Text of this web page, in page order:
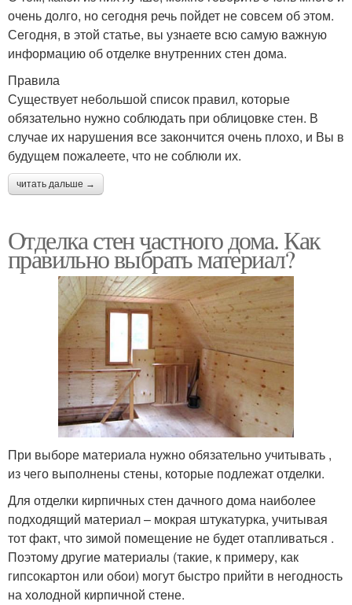
очень долго, но сегодня речь пойдет не совсем об этом.
Сегодня, в этой статье, вы узнаете всю самую важную
информацию об отделке внутренних стен дома.
Правила
Существует небольшой список правил, которые
обязательно нужно соблюдать при облицовке стен. В
случае их нарушения все закончится очень плохо, и Вы в
будущем пожалеете, что не соблюли их.
читать дальше →
Отделка стен частного дома. Как
правильно выбрать материал?
При выборе материала нужно обязательно учитывать ,
из чего выполнены стены, которые подлежат отделки.
Для отделки кирпичных стен дачного дома наиболее
подходящий материал – мокрая штукатурка, учитывая
тот факт, что зимой помещение не будет отапливаться .
Поэтому другие материалы (такие, к примеру, как
гипсокартон или обои) могут быстро прийти в негодность
на холодной кирпичной стене.